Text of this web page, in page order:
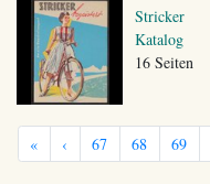
Stricker
Katalog
16 Seiten
« ‹ 67 68 69